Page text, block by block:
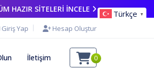
HAZIR SİTELERİ İNCELE
Giriş Yap Hesap Oluştur
İletişim 0
Türkçe ▼